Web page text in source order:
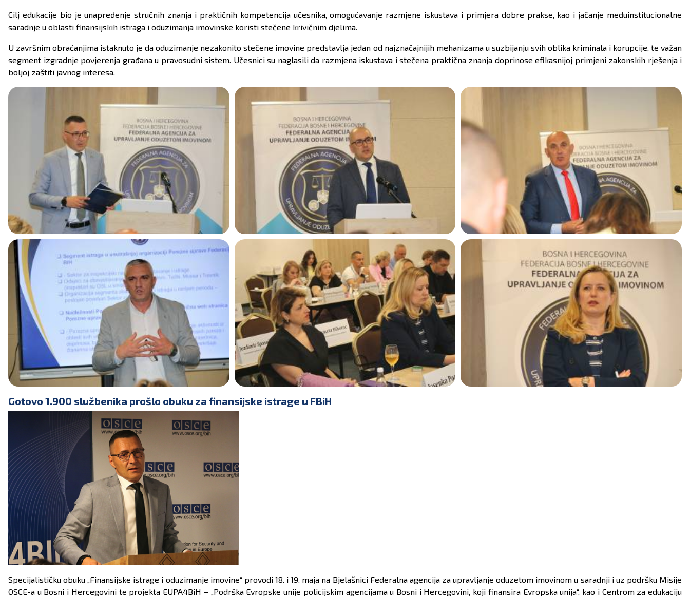
Cilj edukacije bio je unapređenje stručnih znanja i praktičnih kompetencija učesnika, omogućavanje razmjene iskustava i primjera dobre prakse, kao i jačanje međuinstitucionalne
saradnje u oblasti finansijskih istraga i oduzimanja imovinske koristi stečene krivičnim djelima.
U završnim obraćanjima istaknuto je da oduzimanje nezakonito stečene imovine predstavlja jedan od najznačajnijih mehanizama u suzbijanju svih oblika kriminala i korupcije, te važan
segment izgradnje povjerenja građana u pravosudni sistem. Učesnici su naglasili da razmjena iskustava i stečena praktična znanja doprinose efikasnijoj primjeni zakonskih rješenja i
boljoj zaštiti javnog interesa.
Gotovo 1.900 službenika prošlo obuku za finansijske istrage u FBiH
Specijalističku obuku „Finansijske istrage i oduzimanje imovine“ provodi 18. i 19. maja na Bjelašnici Federalna agencija za upravljanje oduzetom imovinom u saradnji i uz podršku Misije
OSCE-a u Bosni i Hercegovini te projekta EUPA4BiH – „Podrška Evropske unije policijskim agencijama u Bosni i Hercegovini, koji finansira Evropska unija“, kao i Centrom za edukaciju